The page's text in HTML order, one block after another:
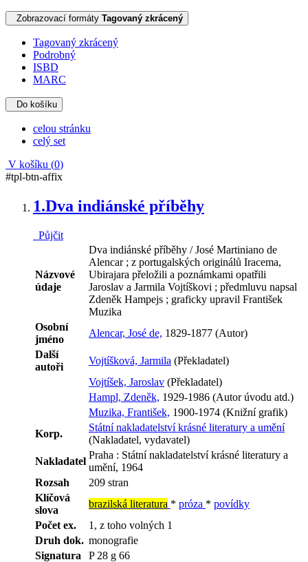
Zobrazovací formáty Tagovaný zkrácený
Tagovaný zkrácený
Podrobný
ISBD
MARC
Do košíku
celou stránku
celý set
V košíku (0)
#tpl-btn-affix
1.Dva indiánské příběhy
Půjčit
Názvové
údaje
Dva indiánské příběhy / José Martiniano de
Alencar ; z portugalských originálů Iracema,
Ubirajara přeložili a poznámkami opatřili
Jaroslav a Jarmila Vojtíškovi ; předmluvu napsal
Zdeněk Hampejs ; graficky upravil František
Muzika
Osobní
jméno
Alencar, José de, 1829-1877 (Autor)
Další
autoři
Vojtíšková, Jarmila (Překladatel)
Vojtíšek, Jaroslav (Překladatel)
Hampl, Zdeněk, 1929-1986 (Autor úvodu atd.)
Muzika, František, 1900-1974 (Knižní grafik)
Korp.
Státní nakladatelství krásné literatury a umění
(Nakladatel, vydavatel)
Nakladatel
Praha : Státní nakladatelství krásné literatury a
umění, 1964
Rozsah
209 stran
Klíčová
slova
brazilská literatura * próza * povídky
Počet ex.
1, z toho volných 1
Druh dok. monografie
Signatura
P 28 g 66